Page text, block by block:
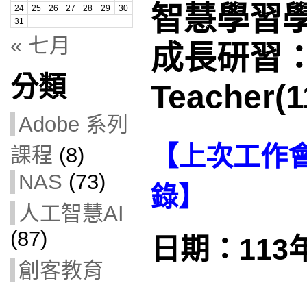
24
25 26 27 28 29
30
31
« 七月
分類
Adobe 系列
課程 (8)
NAS (73)
人工智慧AI
(87)
創客教育
智慧學習
成長研習
【上次工作
錄】
日期：113